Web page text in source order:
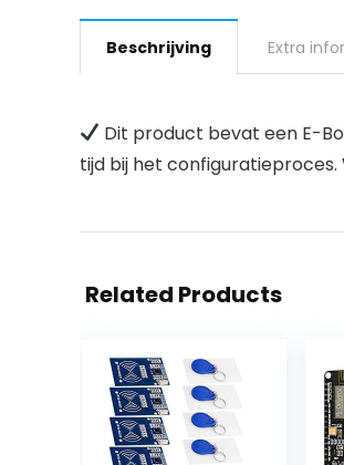
Beschrijving Extra
Dit product bevat een E-
tijd bij het
Related Products